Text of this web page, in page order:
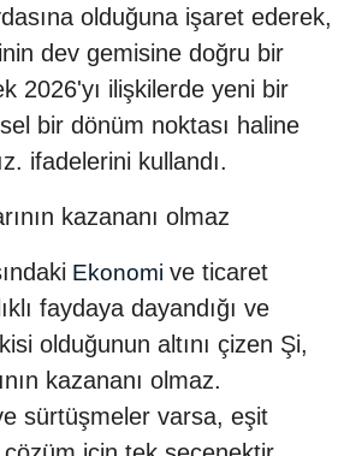
olduğuna işaret ederek,
dev gemisine doğru bir
2026'yı ilişkilerde yeni bir
bir dönüm noktası haline
ifadelerini kullandı.
kazananı olmaz
Ekonomi ve ticaret
faydaya dayandığı ve
olduğunun altını çizen Şi,
kazananı olmaz.
sürtüşmeler varsa, eşit